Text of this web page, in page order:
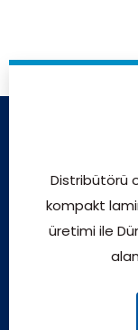
Distribütörü
kompakt
üretimi ile